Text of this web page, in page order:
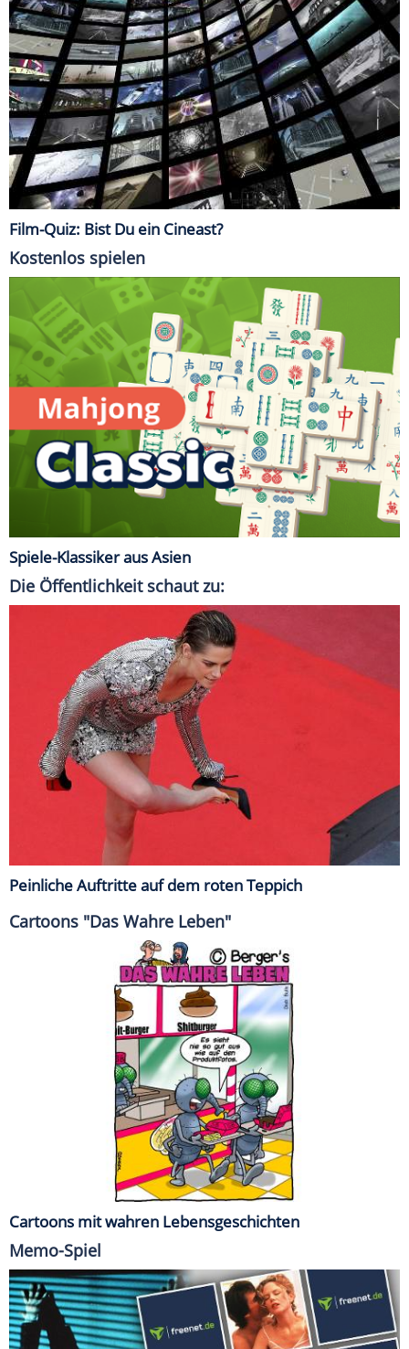
Film-Quiz: Bist Du ein Cineast?
Kostenlos spielen
Spiele-Klassiker aus Asien
Die Öffentlichkeit schaut zu:
Peinliche Auftritte auf dem roten Teppich
Cartoons "Das Wahre Leben"
Cartoons mit wahren Lebensgeschichten
Memo-Spiel